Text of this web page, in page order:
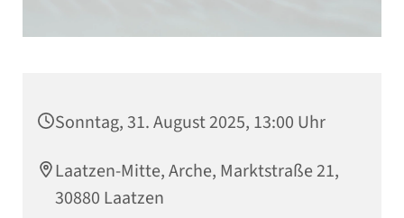
Sonntag, 31. August 2025, 13:00 Uhr
Laatzen-Mitte, Arche, Marktstraße 21,
30880 Laatzen